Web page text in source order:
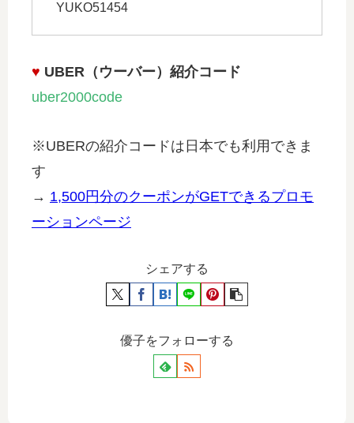
YUKO51454
♥ UBER（ウーバー）紹介コード
uber2000code
※UBERの紹介コードは日本でも利用できま
す
→ 1,500円分のクーポンがGETできるプロモ
ーションページ
シェアする
優子をフォローする